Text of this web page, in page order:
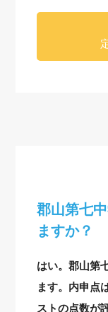
郡山第七
ますか？
はい。郡山第
ます。内申点
ストの点数が